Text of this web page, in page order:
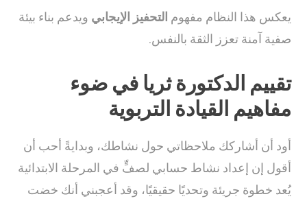
يعكس هذا النظام مفهوم التحفيز الإيجابي ويدعم بناء بيئة
صفية آمنة تعزز الثقة بالنفس.
تقييم الدكتورة ثريا في ضوء
مفاهيم القيادة التربوية
أود أن أشاركك ملاحظاتي حول نشاطك، وبدايةً أحب أن
أقول إن إعداد نشاط حسابي لصفٍّ في المرحلة الابتدائية
يُعد خطوة جريئة وتحديًا حقيقيًا، وقد أعجبني أنك خضت